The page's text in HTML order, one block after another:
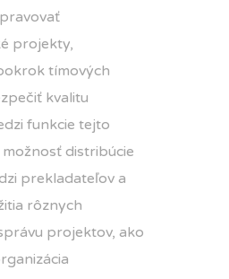
projekty,
tímových
kvalitu
funkcie tejto
distribúcie
prekladateľov a
rôznych
projektov, ako